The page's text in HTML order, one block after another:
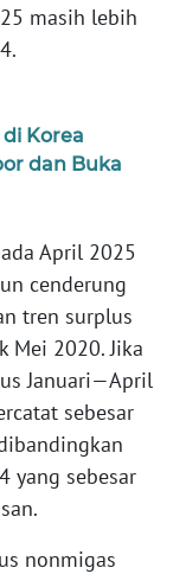
masih lebih
Korea
dan Buka
April 2025
cenderung
tren surplus
Mei 2020. Jika
Januari—April
sebesar
yang sebesar
nonmigas